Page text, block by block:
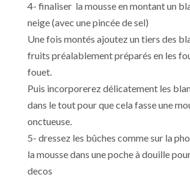
4- finaliser la mousse en montant un
neige (avec une pincée de sel)
Une fois montés ajoutez un tiers des
fruits préalablement préparés en les
fouet.
Puis incorporerez délicatement les
dans le tout pour que cela fasse une
onctueuse.
5- dressez les bûches comme sur la
la mousse dans une poche à douille
decos